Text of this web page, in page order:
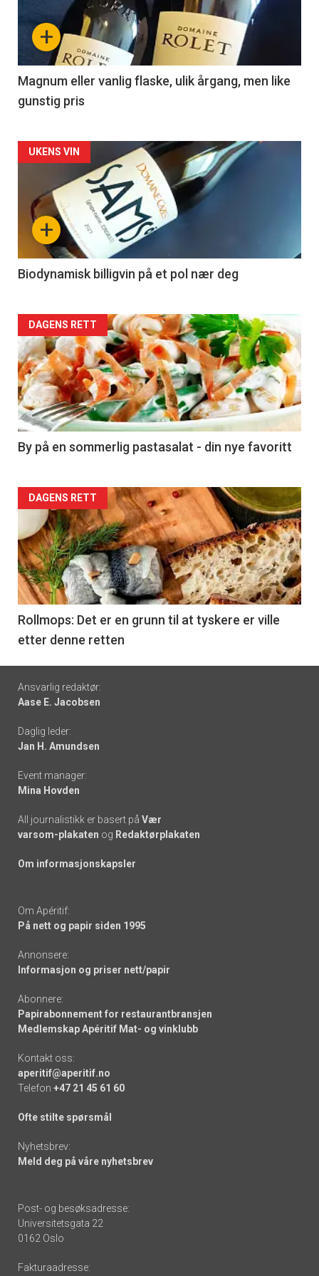
nå
3
+
Magnum eller vanlig flaske, ulik årgang, men like
gunstig pris
Forsiden
akkurat
nå
4
+
UKENS VIN
Biodynamisk billigvin på et pol nær deg
Forsiden
akkurat
nå
-
5
DAGENS RETT
By på en sommerlig pastasalat - din nye favoritt
Forsiden
akkurat
nå
-
6
DAGENS RETT
Rollmops: Det er en grunn til at tyskere er ville
etter denne retten
Footer
-
links
Ansvarlig redaktør:
Aase E. Jacobsen
Daglig leder:
Jan H. Amundsen
Event manager:
Mina Hovden
All journalistikk er basert på Vær
varsom-plakaten og Redaktørplakaten
Om informasjonskapsler
Om Apéritif:
På nett og papir siden 1995
Annonsere:
Informasjon og priser nett/papir
Abonnere:
Papirabonnement for restaurantbransjen
Medlemskap Apéritif Mat- og vinklubb
Kontakt oss:
aperitif@aperitif.no
Telefon +47 21 45 61 60
Ofte stilte spørsmål
Nyhetsbrev:
Meld deg på våre nyhetsbrev
Post- og besøksadresse:
Universitetsgata 22
0162 Oslo
Fakturaadresse: